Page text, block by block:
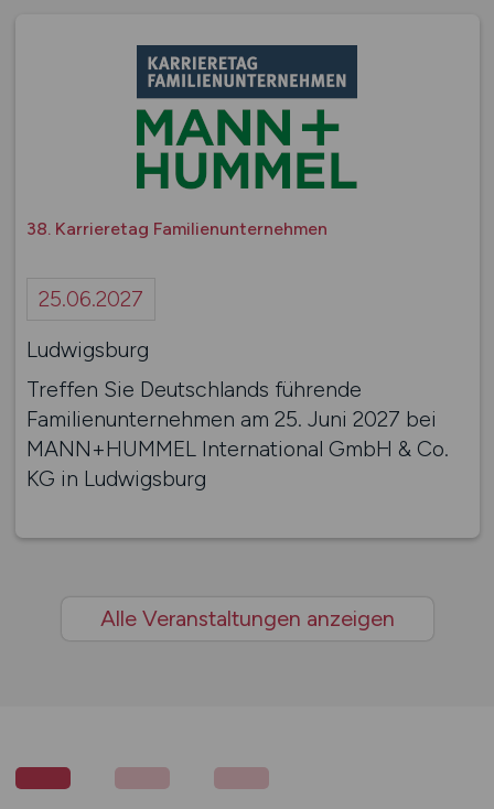
38. Karrieretag Familienunternehmen
25.06.2027
Ludwigsburg
Treffen Sie Deutschlands führende
Familienunternehmen am 25. Juni 2027 bei
MANN+HUMMEL International GmbH & Co.
KG in Ludwigsburg
Alle Veranstaltungen anzeigen